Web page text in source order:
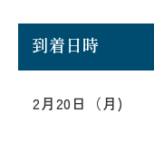
到着日時
2月20日（月)